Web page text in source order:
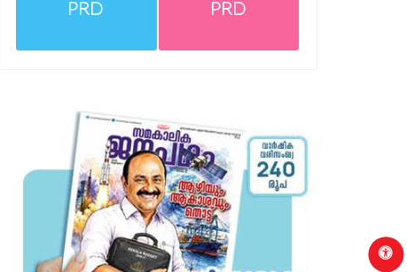
PRD PRD